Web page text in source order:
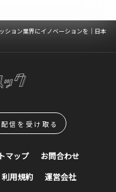
ション業界にイノベーションを｜日本
配信を受け取る
マップ お問合わせ
利用規約 運営会社